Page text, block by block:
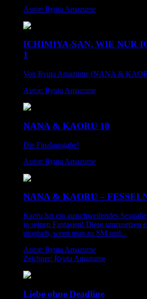
Autor: Ryuta Amazume
ICHIMIYA-SAN, WIE NUR
1
Von Ryuta Amazume (NANA &
Autor: Ryuta Amazume
NANA & KAORU 18
Die Finalausgabe!
Autor: Ryuta Amazume
NANA & KAORU –
Kaoru hat ein ausschweifendes
in seinen Fantasien! Diese umzusetzen
utopisch, wenn man zu SM und...
Autor: Ryuta Amazume
Zeichner: Ryuta Amazume
Liebe ohne Deadline